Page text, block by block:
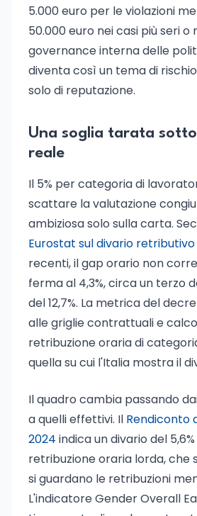
5.000 euro per le violazioni
50.000 euro nei casi più seri o
governance interna delle
diventa così un tema di
solo di reputazione.
Una soglia tarata
reale
Il 5% per categoria di
scattare la valutazione
ambiziosa solo sulla carta.
Eurostat sul divario
recenti, il gap orario non
ferma al 4,3%, circa un terzo
del 12,7%. La metrica del
alle griglie contrattuali e
retribuzione oraria di
quella su cui l'Italia mostra il
Il quadro cambia passando
a quelli effettivi. Il Rendiconto
2024 indica un divario del
retribuzione oraria lorda, che
si guardano le retribuzioni
L'indicatore Gender Overall